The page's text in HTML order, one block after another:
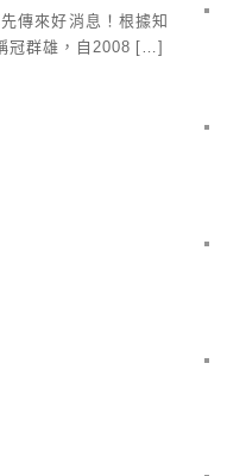
傳來好消息！根據知
冠群雄，自2008 […]